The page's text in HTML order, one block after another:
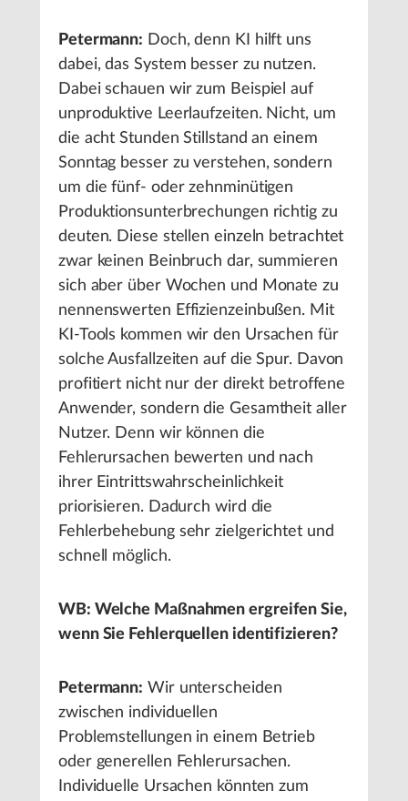
Petermann: Doch, denn KI hilft uns
dabei, das System besser zu nutzen.
Dabei schauen wir zum Beispiel auf
unproduktive Leerlaufzeiten. Nicht, um
die acht Stunden Stillstand an einem
Sonntag besser zu verstehen, sondern
um die fünf- oder zehnminütigen
Produktionsunterbrechungen richtig zu
deuten. Diese stellen einzeln betrachtet
zwar keinen Beinbruch dar, summieren
sich aber über Wochen und Monate zu
nennenswerten Effizienzeinbußen. Mit
KI-Tools kommen wir den Ursachen für
solche Ausfallzeiten auf die Spur. Davon
profitiert nicht nur der direkt betroffene
Anwender, sondern die Gesamtheit aller
Nutzer. Denn wir können die
Fehlerursachen bewerten und nach
ihrer Eintrittswahrscheinlichkeit
priorisieren. Dadurch wird die
Fehlerbehebung sehr zielgerichtet und
schnell möglich.
WB: Welche Maßnahmen ergreifen Sie,
wenn Sie Fehlerquellen identifizieren?
Petermann: Wir unterscheiden
zwischen individuellen
Problemstellungen in einem Betrieb
oder generellen Fehlerursachen.
Individuelle Ursachen könnten zum